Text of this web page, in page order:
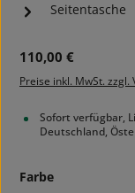
Seitentasche
Regulärer Preis:
110,00 €
Preise inkl. MwSt. zzgl.
Sofort verfügbar,
Deutschland,
Farbeauswählen